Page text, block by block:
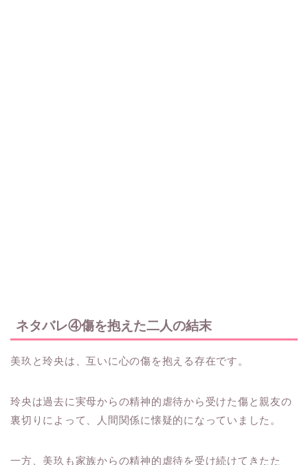
ネタバレ④傷を抱えた二人の結末
美玖と玲央は、互いに心の傷を抱える存在です。
玲央は過去に実母からの精神的虐待から受けた傷と親友の
裏切りによって、人間関係に懐疑的になっていました。
一方、美玖も家族からの精神的虐待を受け続けてきたた